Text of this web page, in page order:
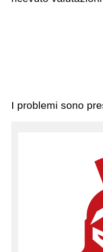
I problemi sono